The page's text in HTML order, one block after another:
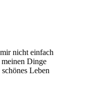
nicht einfach
Dinge
Leben